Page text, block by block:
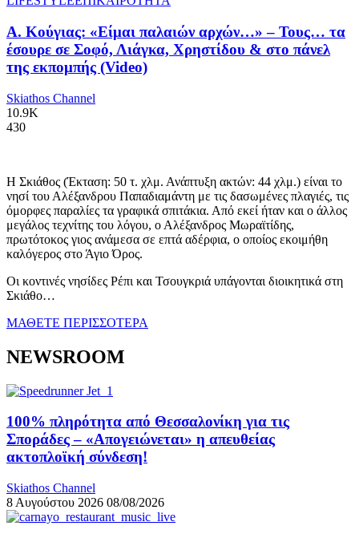
Α. Κούγιας: «Είμαι παλαιών αρχών…» – Τους… τα
έσουρε σε Σοφό, Λιάγκα, Χρηστίδου & στο πάνελ
της εκπομπής (Video)
Skiathos Channel
10.9K
430
Η Σκιάθος (Έκταση: 50 τ. χλμ. Ανάπτυξη ακτών: 44 χλμ.) είναι το
νησί του Αλέξανδρου Παπαδιαμάντη με τις δασωμένες πλαγιές, τις
όμορφες παραλίες τα γραφικά σπιτάκια. Από εκεί ήταν και ο άλλος
μεγάλος τεχνίτης του λόγου, ο Αλέξανδρος Μωραϊτίδης,
πρωτότοκος γιος ανάμεσα σε επτά αδέρφια, ο οποίος εκοιμήθη
καλόγερος στο Άγιο Όρος.
Οι κοντινές νησίδες Ρέπι και Τσουγκριά υπάγονται διοικητικά στη
Σκιάθο…
ΜΑΘΕΤΕ ΠΕΡΙΣΣΟΤΕΡΑ
NEWSROOM
100% πληρότητα από Θεσσαλονίκη για τις
Σποράδες – «Απογειώνεται» η απευθείας
ακτοπλοϊκή σύνδεση!
Skiathos Channel
8 Αυγούστου 2026 08/08/2026